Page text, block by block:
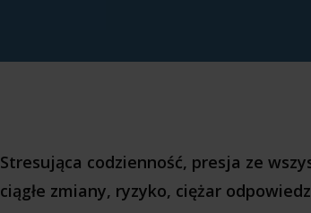
Stresująca codzienność, presja ze
ciągłe zmiany, ryzyko, ciężar